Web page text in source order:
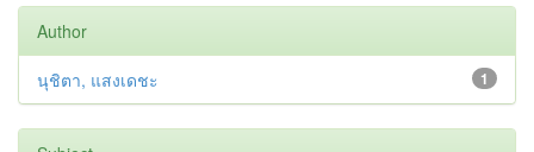
Author
1
นุชิตา, แสงเดชะ